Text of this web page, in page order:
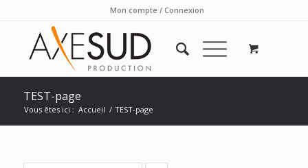
Mon compte / Connexion
TEST-page
Vous êtes ici : Accueil / TEST-page